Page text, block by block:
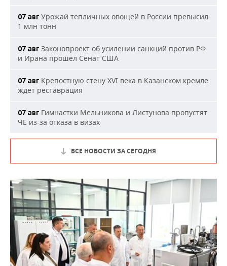
07 авг Урожай тепличных овощей в России превысил
1 млн тонн
07 авг Законопроект об усилении санкций против РФ
и Ирана прошел Сенат США
07 авг Крепостную стену XVI века в Казанском кремле
ждет реставрация
07 авг Гимнастки Мельникова и Листунова пропустят
ЧЕ из-за отказа в визах
ВСЕ НОВОСТИ ЗА СЕГОДНЯ